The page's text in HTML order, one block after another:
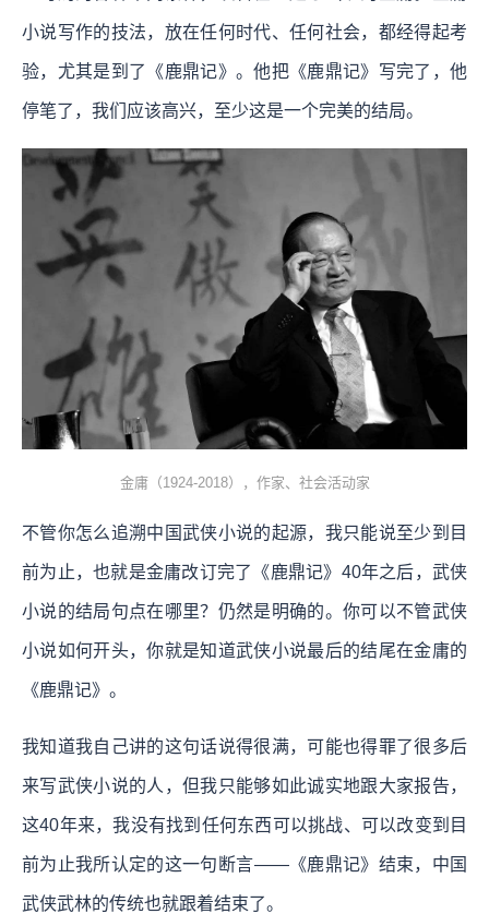
小说写作的技法，放在任何时代、任何社会，都经得起考
验，尤其是到了《鹿鼎记》。他把《鹿鼎记》写完了，他
停笔了，我们应该高兴，至少这是一个完美的结局。
金庸（1924-2018），作家、社会活动家
不管你怎么追溯中国武侠小说的起源，我只能说至少到目
前为止，也就是金庸改订完了《鹿鼎记》40年之后，武侠
小说的结局句点在哪里？仍然是明确的。你可以不管武侠
小说如何开头，你就是知道武侠小说最后的结尾在金庸的
《鹿鼎记》。
我知道我自己讲的这句话说得很满，可能也得罪了很多后
来写武侠小说的人，但我只能够如此诚实地跟大家报告，
这40年来，我没有找到任何东西可以挑战、可以改变到目
前为止我所认定的这一句断言——《鹿鼎记》结束，中国
武侠武林的传统也就跟着结束了。